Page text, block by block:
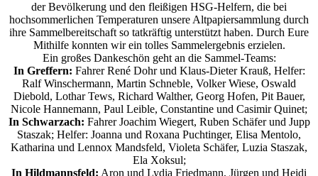
der Bevölkerung und den fleißigen HSG-Helfern, die bei
hochsommerlichen Temperaturen unsere Altpapiersammlung durch
ihre Sammelbereitschaft so tatkräftig unterstützt haben. Durch Eure
Mithilfe konnten wir ein tolles Sammelergebnis erzielen.
Ein großes Dankeschön geht an die Sammel-Teams:
In Greffern: Fahrer René Dohr und Klaus-Dieter Krauß, Helfer:
Ralf Winschermann, Martin Schneble, Volker Wiese, Oswald
Diebold, Lothar Tews, Richard Walther, Georg Hofen, Pit Bauer,
Nicole Hannemann, Paul Leible, Constantine und Casimir Quinet;
In Schwarzach: Fahrer Joachim Wiegert, Ruben Schäfer und Jupp
Staszak; Helfer: Joanna und Roxana Puchtinger, Elisa Mentolo,
Katharina und Lennox Mandsfeld, Violeta Schäfer, Luzia Staszak,
Ela Xoksul;
In Hildmannsfeld: Aron und Lydia Friedmann, Jürgen und Heidi